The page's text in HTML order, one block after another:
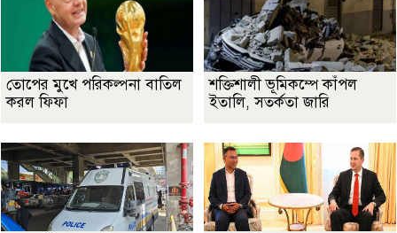
তোপের মুখে পরিকল্পনা বাতিল
করল ফিফা
শক্তিশালী ভূমিকম্পে কাঁপল
ইতালি, সতর্কতা জারি